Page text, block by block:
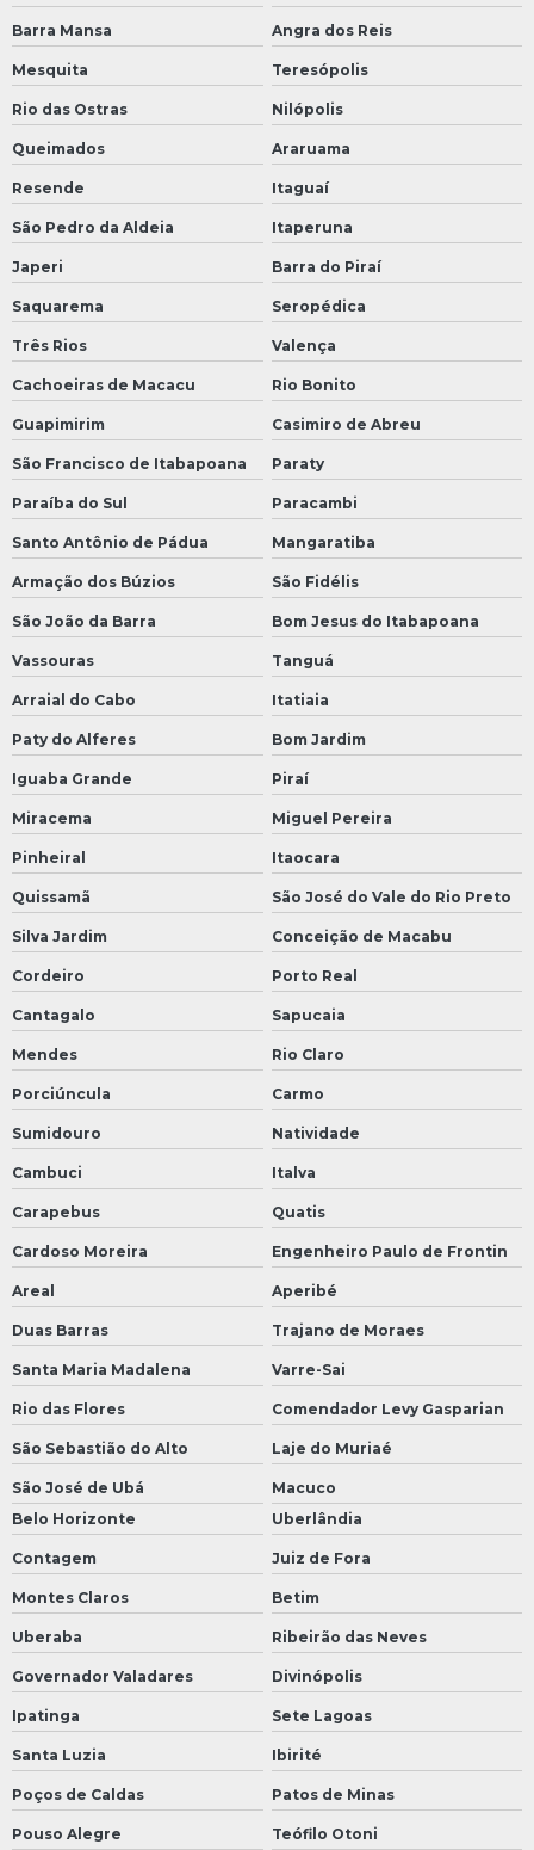
Barra Mansa Angra dos Reis
Mesquita Teresópolis
Rio das Ostras Nilópolis
Queimados Araruama
Resende Itaguaí
São Pedro da Aldeia Itaperuna
Japeri Barra do Piraí
Saquarema Seropédica
Três Rios Valença
Cachoeiras de Macacu Rio Bonito
Guapimirim Casimiro de Abreu
São Francisco de Itabapoana Paraty
Paraíba do Sul Paracambi
Santo Antônio de Pádua Mangaratiba
Armação dos Búzios São Fidélis
São João da Barra Bom Jesus do Itabapoana
Vassouras Tanguá
Arraial do Cabo Itatiaia
Paty do Alferes Bom Jardim
Iguaba Grande Piraí
Miracema Miguel Pereira
Pinheiral Itaocara
Quissamã São José do Vale do Rio Preto
Silva Jardim Conceição de Macabu
Cordeiro Porto Real
Cantagalo Sapucaia
Mendes Rio Claro
Porciúncula Carmo
Sumidouro Natividade
Cambuci Italva
Carapebus Quatis
Cardoso Moreira Engenheiro Paulo de Frontin
Areal Aperibé
Duas Barras Trajano de Moraes
Santa Maria Madalena Varre-Sai
Rio das Flores Comendador Levy Gasparian
São Sebastião do Alto Laje do Muriaé
São José de Ubá
Macuco
Belo Horizonte
Uberlândia
Contagem Juiz de Fora
Montes Claros Betim
Uberaba Ribeirão das Neves
Governador Valadares Divinópolis
Ipatinga Sete Lagoas
Santa Luzia Ibirité
Poços de Caldas Patos de Minas
Pouso Alegre Teófilo Otoni